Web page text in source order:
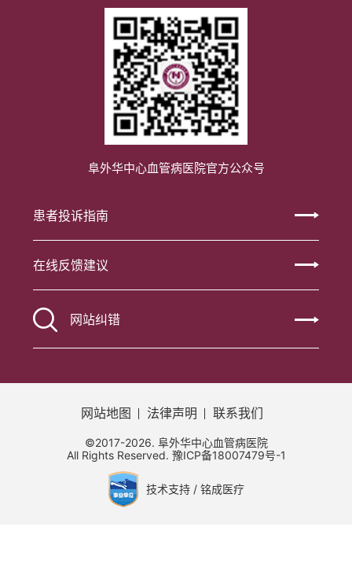
阜外华中心血管病医院官方公众号
患者投诉指南
在线反馈建议
网站纠错
网站地图 法律声明 联系我们
©2017-2026. 阜外华中心血管病医院
All Rights Reserved. 豫ICP备18007479号-1
技术支持 / 铭成医疗